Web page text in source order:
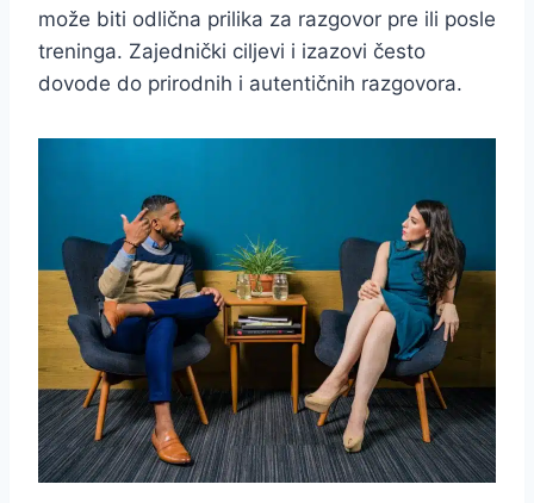
može biti odlična prilika za razgovor pre ili posle
treninga. Zajednički ciljevi i izazovi često
dovode do prirodnih i autentičnih razgovora.